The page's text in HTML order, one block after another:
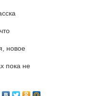
новое
пока не